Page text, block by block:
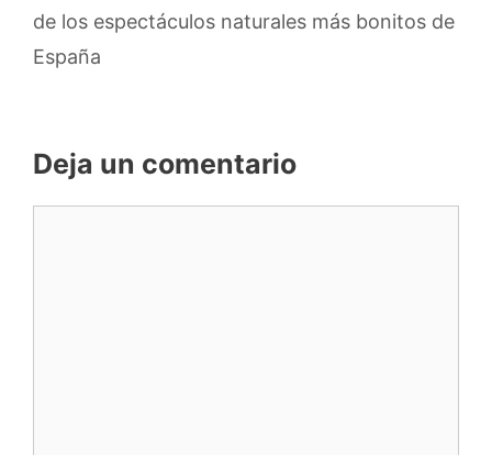
de los espectáculos naturales más bonitos de
España
Deja un comentario